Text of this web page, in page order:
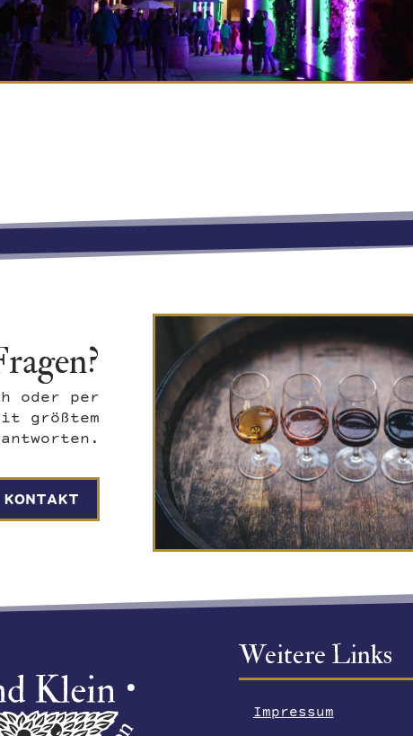
oder per
größtem
KONTAKT
Weitere Links
Impressum